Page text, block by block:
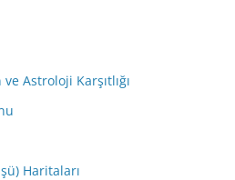
Astroloji Karşıtlığı
Haritaları